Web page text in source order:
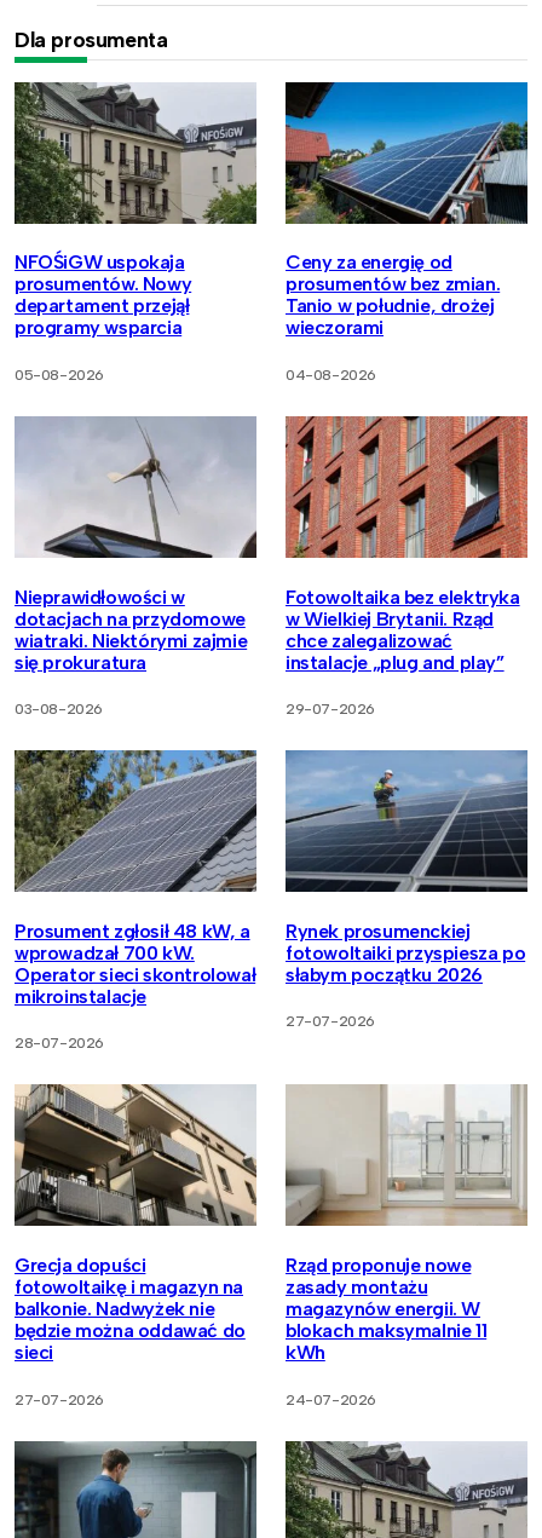
Dla prosumenta
NFOŚiGW uspokaja
prosumentów. Nowy
departament przejął
programy wsparcia
05-08-2026
Ceny za energię od
prosumentów bez zmian.
Tanio w południe, drożej
wieczorami
04-08-2026
Nieprawidłowości w
dotacjach na przydomowe
wiatraki. Niektórymi zajmie
się prokuratura
03-08-2026
Fotowoltaika bez elektryka
w Wielkiej Brytanii. Rząd
chce zalegalizować
instalacje „plug and play”
29-07-2026
Prosument zgłosił 48 kW, a
wprowadzał 700 kW.
Operator sieci skontrolował
mikroinstalacje
28-07-2026
Rynek prosumenckiej
fotowoltaiki przyspiesza po
słabym początku 2026
27-07-2026
Grecja dopuści
fotowoltaikę i magazyn na
balkonie. Nadwyżek nie
będzie można oddawać do
sieci
27-07-2026
Rząd proponuje nowe
zasady montażu
magazynów energii. W
blokach maksymalnie 11
kWh
24-07-2026